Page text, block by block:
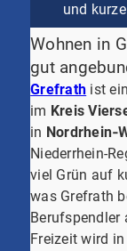
und
Wohnen in
gut
Grefrath ist
im Kreis
in
Niederrhein-
viel Grün auf
was Grefrath
Freizeit wird